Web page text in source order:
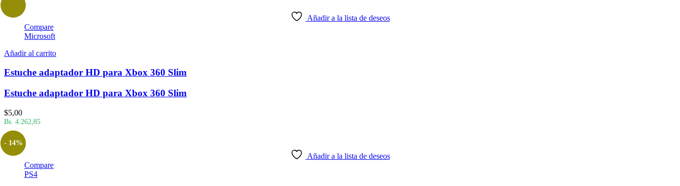
Añadir a la lista de deseos
Compare
Microsoft
Añadir al carrito
Estuche adaptador HD para Xbox 360 Slim
Estuche adaptador HD para Xbox 360 Slim
$5,00
Bs. 4.262,85
Añadir a la lista de deseos
Compare
PS4
- 14%